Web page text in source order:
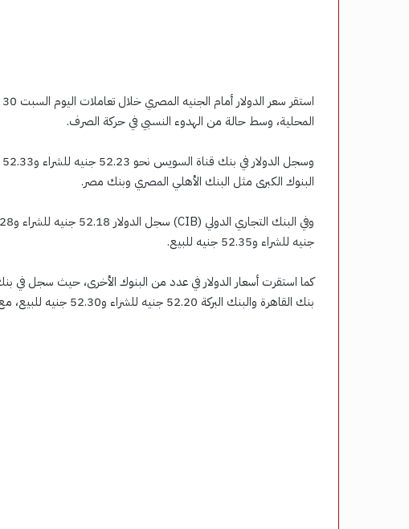
المحلية، وسط حالة من الهدوء النسبي في حركة الصرف.
البنوك الكبرى مثل البنك الأهلي المصري وبنك مصر.
جنيه للشراء و52.35 جنيه للبيع.
بنك القاهرة والبنك البركة 52.20 جنيه للشراء و52.30 جنيه للبيع، مع استمرار حالة التوازن في أغلب البنوك.